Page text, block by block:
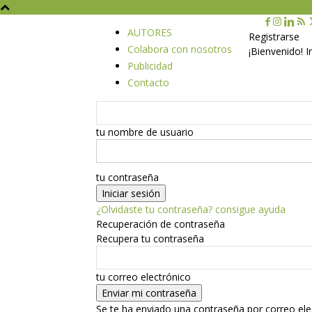
AUTORES
Colabora con nosotros
Publicidad
Contacto
Registrarse
¡Bienvenido!
tu nombre de usuario
tu contraseña
¿Olvidaste tu contraseña? consigue ayuda
Recuperación de contraseña
Recupera tu contraseña
tu correo electrónico
Se te ha enviado una contraseña por correo